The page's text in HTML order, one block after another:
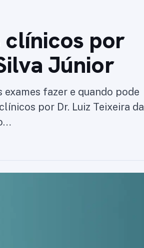
clínicos por
Júnior
exames fazer e quando pode
por Dr. Luiz Teixeira da